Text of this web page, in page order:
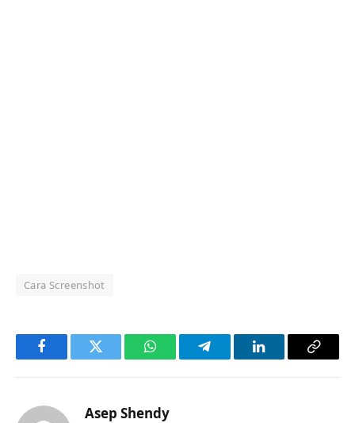
Cara Screenshot
FacebookTwitter WhatsAppTelegramLinkedInCopy
Asep Shendy